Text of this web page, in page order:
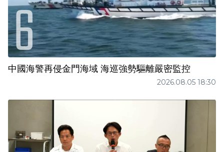
中國海警再侵金門海域 海巡強勢驅離嚴密監控
2026.08.05 18:30